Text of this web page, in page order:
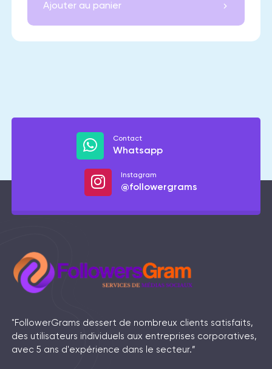
Ajouter au panier
Contact
Whatsapp
Instagram
@followergrams
"FollowerGrams dessert de nombreux clients satisfaits,
des utilisateurs individuels aux entreprises corporatives,
avec 5 ans d'expérience dans le secteur.”